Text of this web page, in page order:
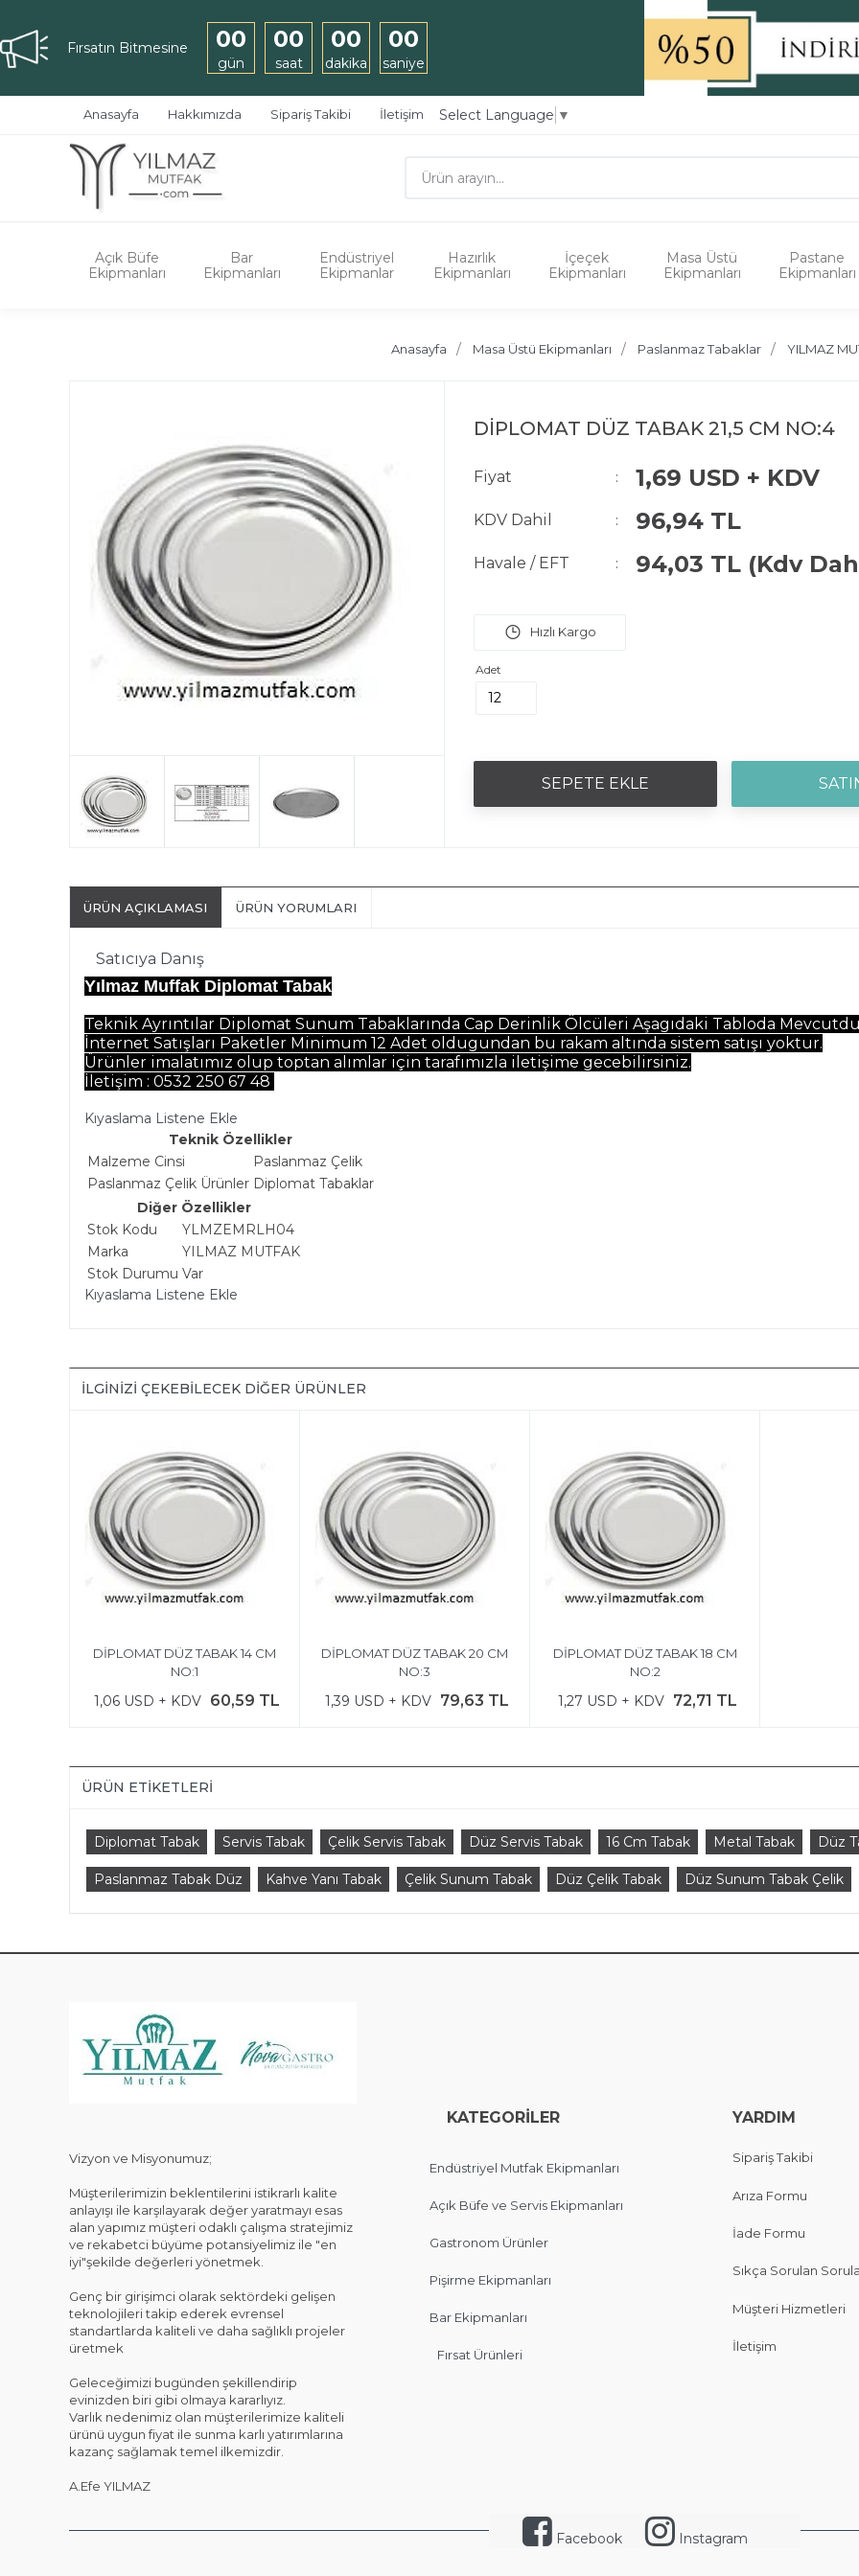
Fırsatın Bitmesine 00
gün
00
saat
00
dakika
00
saniye
Anasayfa Hakkımızda Sipariş Takibi İletişim Select Language ▼
Açık Büfe
Ekipmanları
Bar
Ekipmanları
Endüstriyel
Ekipmanlar
Hazırlık
Ekipmanları
İçeçek
Ekipmanları
Masa Üstü
Ekipmanları
Pastane
Ekipmanları
Anasayfa Masa Üstü Ekipmanları Paslanmaz Tabaklar YILMAZ
DİPLOMAT DÜZ TABAK 21,5 CM NO:4
Fiyat : 1,69 USD + KDV
KDV Dahil : 96,94 TL
Havale / EFT : 94,03 TL (Kdv
Adet
ÜRÜN AÇIKLAMASI ÜRÜN YORUMLARI
Satıcıya Danış
Yılmaz Muffak Diplomat Tabak
Teknik Ayrıntılar Diplomat Sunum Tabaklarında Cap Derinlik Ölcüleri Aşagıdaki Tabloda
İnternet Satışları Paketler Minimum 12 Adet oldugundan bu rakam altında sistem satışı yoktur.
Ürünler imalatımız olup toptan alımlar için tarafımızla iletişime gecebilirsiniz.
İletişim : 0532 250 67 48
Kıyaslama Listene Ekle
Teknik Özellikler
Malzeme Cinsi
Paslanmaz Çelik
Paslanmaz Çelik Ürünler Diplomat Tabaklar
Diğer Özellikler
Stok Kodu
YLMZEMRLH04
Marka
YILMAZ MUTFAK
Stok Durumu Var
Kıyaslama Listene Ekle
İLGINIZI ÇEKEBILECEK DIĞER ÜRÜNLER
DİPLOMAT DÜZ TABAK 14 CM
NO:1
1,06 USD + KDV 60,59 TL
DİPLOMAT DÜZ TABAK 20 CM
NO:3
1,39 USD + KDV 79,63 TL
DİPLOMAT DÜZ TABAK 18 CM
NO:2
1,27 USD + KDV 72,71 TL
ÜRÜN ETIKETLERI
Diplomat Tabak Servis Tabak Çelik Servis Tabak Düz Servis Tabak 16 Cm Tabak Metal Tabak Düz
Paslanmaz Tabak Düz Kahve Yanı Tabak Çelik Sunum Tabak Düz Çelik Tabak Düz Sunum Tabak Çelik
Vizyon ve Misyonumuz;
Müşterilerimizin beklentilerini istikrarlı kalite
anlayışı ile karşılayarak değer yaratmayı esas
alan yapımız müşteri odaklı çalışma stratejimiz
ve rekabetci büyüme potansiyelimiz ile "en
iyi"şekilde değerleri yönetmek.
Genç bir girişimci olarak sektördeki gelişen
teknolojileri takip ederek evrensel
standartlarda kaliteli ve daha sağlıklı projeler
üretmek
Geleceğimizi bugünden şekillendirip
evinizden biri gibi olmaya kararlıyız.
Varlık nedenimiz olan müşterilerimize kaliteli
ürünü uygun fiyat ile sunma karlı yatırımlarına
kazanç sağlamak temel ilkemizdir.
A.Efe YILMAZ
KATEGORİLER
Endüstriyel Mutfak Ekipmanları
Açık Büfe ve Servis Ekipmanları
Gastronom Ürünler
Pişirme Ekipmanları
Bar Ekipmanları
Fırsat Ürünleri
YARDIM
Sipariş Takibi
Arıza Formu
İade Formu
Sıkça Sorulan
Müşteri Hizmetleri
İletişim
Facebook Instagram